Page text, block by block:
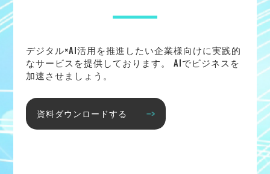
デジタル×AI活用を推進したい企業様向けに実践的
なサービスを提供しております。 AIでビジネスを
加速させましょう。
資料ダウンロードする